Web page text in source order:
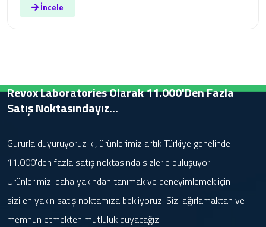
İncele
Revox Laboratories Olarak 11.000'den Fazla
Satış Noktasındayız...
Gururla duyuruyoruz ki, ürünlerimiz artık Türkiye genelinde
11.000'den fazla satış noktasında sizlerle buluşuyor!
Ürünlerimizi daha yakından tanımak ve deneyimlemek için
sizi en yakın satış noktamıza bekliyoruz. Sizi ağırlamaktan ve
memnun etmekten mutluluk duyacağız.